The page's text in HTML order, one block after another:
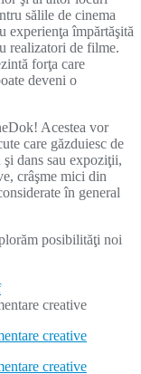
sălile de cinema
experienţa împărtăşită
realizatori de filme.
forţa care
deveni o
Acestea vor
care găzduiesc de
dans sau expoziţii,
crâşme mici din
în general
posibilităţi noi